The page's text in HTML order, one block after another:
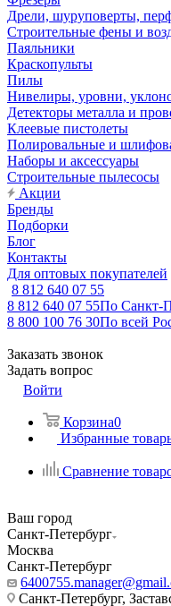
Дрели, шуруповерты,
Строительные фены и
Паяльники
Краскопульты
Пилы
Нивелиры, уровни,
Детекторы металла и
Клеевые пистолеты
Полировальные и
Наборы и аксессуары
Строительные пылесосы
Акции
Бренды
Подборки
Блог
Контакты
Для оптовых покупателей
8 812 640 07 55
8 812 640 07 55По Санкт-
8 800 100 76 30По всей
Заказать звонок
Задать вопрос
Войти
Корзина0
Избранные
Сравнение
Ваш город
Санкт-Петербург
Москва
Санкт-Петербург
Санкт-Петербург,